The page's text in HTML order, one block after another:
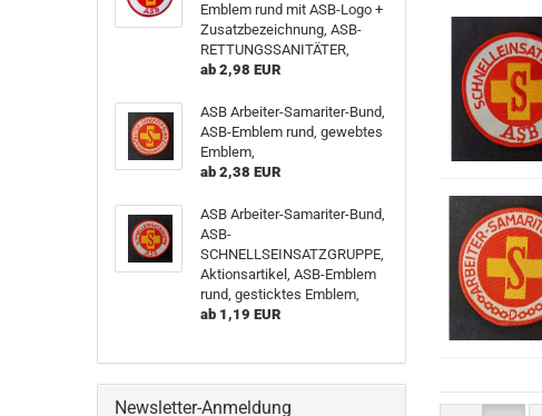
Emblem rund mit ASB-Logo +
Zusatzbezeichnung, ASB-
RETTUNGSSANITÄTER,
ab 2,98 EUR
ASB Arbeiter-Samariter-Bund,
ASB-Emblem rund, gewebtes
Emblem,
ab 2,38 EUR
ASB Arbeiter-Samariter-Bund,
ASB-
SCHNELLSEINSATZGRUPPE,
Aktionsartikel, ASB-Emblem
rund, gesticktes Emblem,
ab 1,19 EUR
Newsletter-Anmeldung